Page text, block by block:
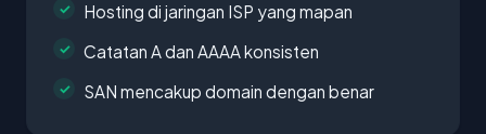
Hosting di jaringan ISP yang mapan
Catatan A dan AAAA konsisten
SAN mencakup domain dengan benar